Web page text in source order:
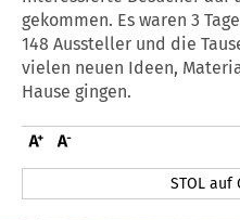
gekommen. Es waren 3
148 Aussteller und die
vielen neuen Ideen,
Hause gingen.
STOL auf